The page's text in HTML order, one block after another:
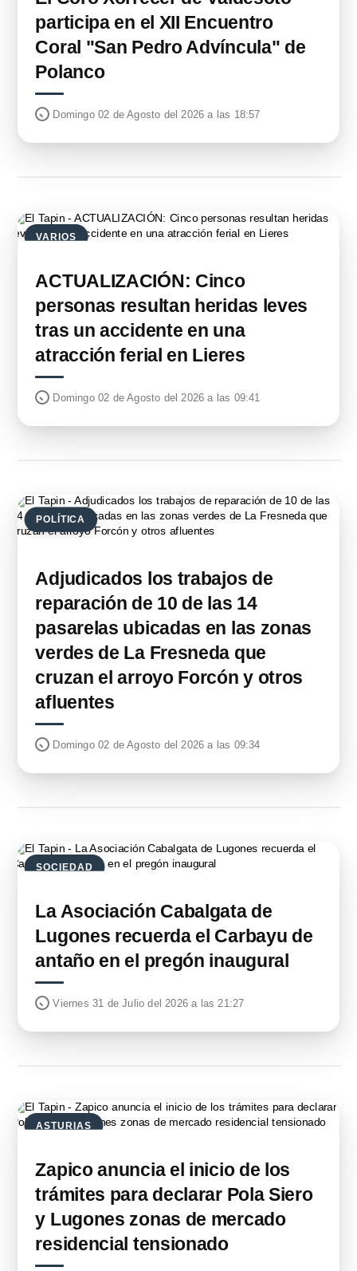
participa en el XII Encuentro
Coral "San Pedro Advíncula" de
Polanco
Domingo 02 de Agosto del 2026 a las 18:57
VARIOS
ACTUALIZACIÓN: Cinco
personas resultan heridas leves
tras un accidente en una
atracción ferial en Lieres
Domingo 02 de Agosto del 2026 a las 09:41
POLÍTICA
Adjudicados los trabajos de
reparación de 10 de las 14
pasarelas ubicadas en las zonas
verdes de La Fresneda que
cruzan el arroyo Forcón y otros
afluentes
Domingo 02 de Agosto del 2026 a las 09:34
SOCIEDAD
La Asociación Cabalgata de
Lugones recuerda el Carbayu de
antaño en el pregón inaugural
Viernes 31 de Julio del 2026 a las 21:27
ASTURIAS
Zapico anuncia el inicio de los
trámites para declarar Pola Siero
y Lugones zonas de mercado
residencial tensionado